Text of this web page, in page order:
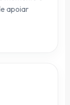
apoiar